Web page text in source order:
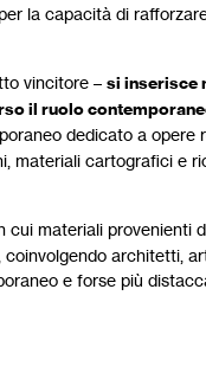
la capacità di
vincitore – si inserisce
il ruolo
dedicato a opere
materiali cartografici e
cui materiali provenienti
architetti,
e forse più